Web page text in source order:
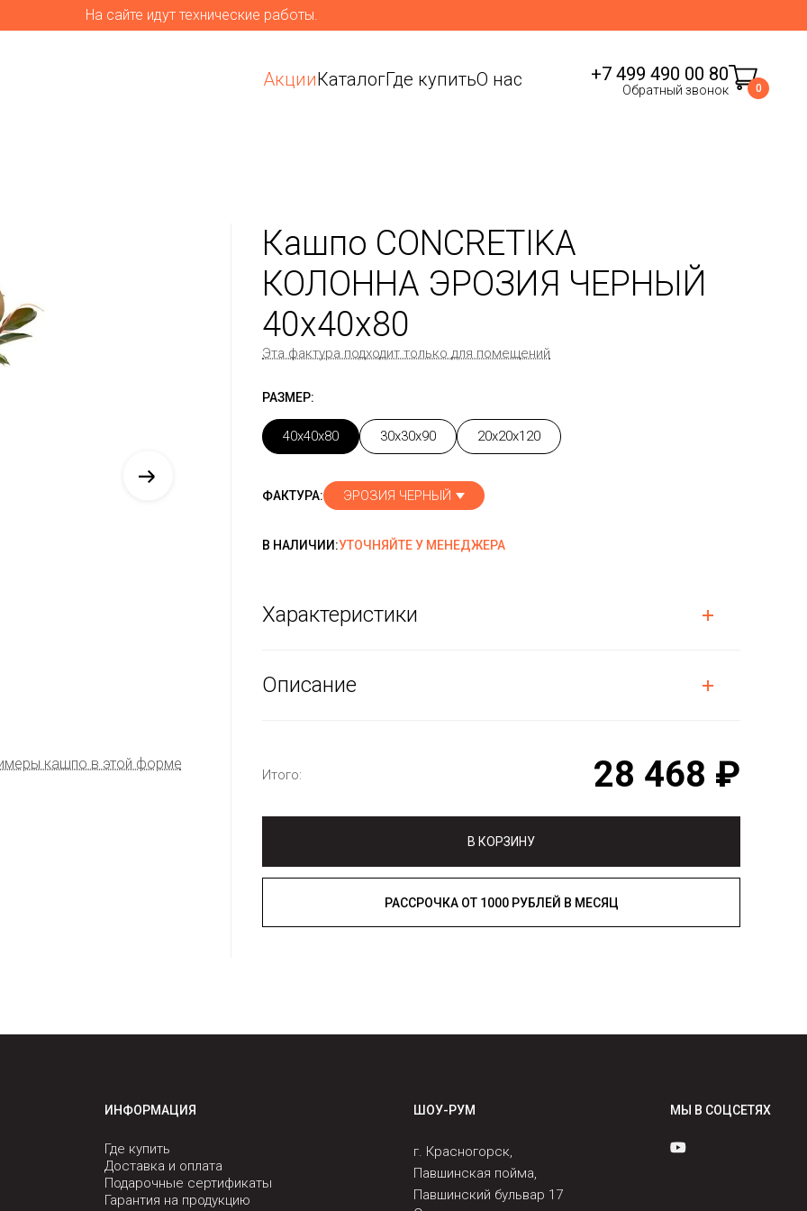
На сайте идут технические работы.
АкцииКаталогГде купитьО нас +7 499 490 00 80
Обратный звонок 0
кашпо в этой форме
Кашпо CONCRETIKA
КОЛОННА ЭРОЗИЯ ЧЕРНЫЙ
40x40x80
Эта фактура подходит только для помещений
РАЗМЕР:
40x40x80 30x30x90 20x20x120
ФАКТУРА: ЭРОЗИЯ ЧЕРНЫЙ
В НАЛИЧИИ:УТОЧНЯЙТЕ У МЕНЕДЖЕРА
Характеристики
Описание
Итого: 28 468 ₽
В КОРЗИНУ
РАССРОЧКА ОТ 1000 РУБЛЕЙ В МЕСЯЦ
ИНФОРМАЦИЯ
Где купить
Доставка и оплата
Подарочные сертификаты
Гарантия на продукцию
ШОУ-РУМ
г. Красногорск,
Павшинская пойма,
Павшинский бульвар 17
МЫ В СОЦСЕТЯХ